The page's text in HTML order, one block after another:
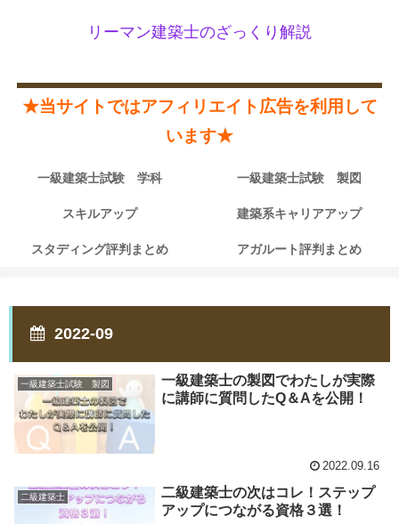
リーマン建築士のざっくり解説
★当サイトではアフィリエイト広告を利用して
います★
一級建築士試験 学科 一級建築士試験 製図
スキルアップ 建築系キャリアアップ
スタディング評判まとめ アガルート評判まとめ
2022-09
一級建築士試験 製図
一級建築士の製図でわたしが実際
に講師に質問したQ＆Aを公開！
2022.09.16
二級建築士
二級建築士の次はコレ！ステップ
アップにつながる資格３選！